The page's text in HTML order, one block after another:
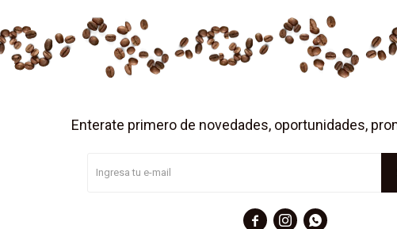
Enterate primero de novedades, oportunidades,
  